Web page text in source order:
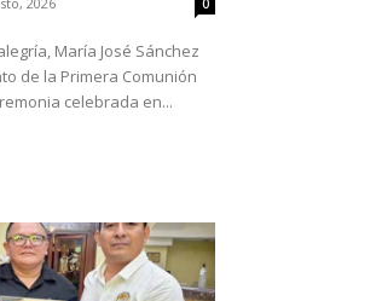
0
María José Sánchez
de la Primera Comunión
celebrada en...